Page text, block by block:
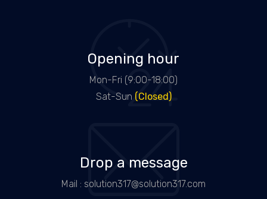
Opening hour
Mon-Fri (9:00-18:00)
Sat-Sun (Closed)
Drop a message
Mail : solution317@solution317.com